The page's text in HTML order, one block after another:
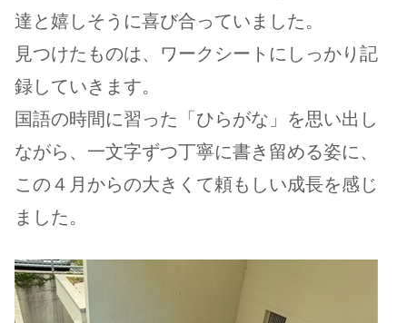
達と嬉しそうに喜び合っていました。
見つけたものは、ワークシートにしっかり記
録していきます。
国語の時間に習った「ひらがな」を思い出し
ながら、一文字ずつ丁寧に書き留める姿に、
この４月からの大きくて頼もしい成長を感じ
ました。